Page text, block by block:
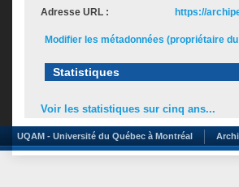
Adresse URL :
https://
Modifier les métadonnées (propriétaire
Statistiques
Voir les statistiques sur cinq ans...
UQAM - Université du Québec à Montréal